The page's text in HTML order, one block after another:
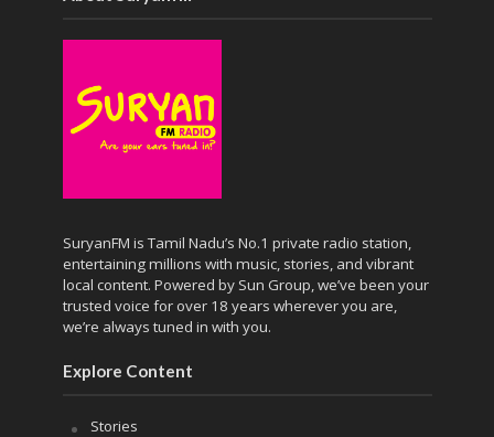
SuryanFM is Tamil Nadu’s No.1 private radio station,
entertaining millions with music, stories, and vibrant
local content. Powered by Sun Group, we’ve been your
trusted voice for over 18 years wherever you are,
we’re always tuned in with you.
Explore Content
Stories